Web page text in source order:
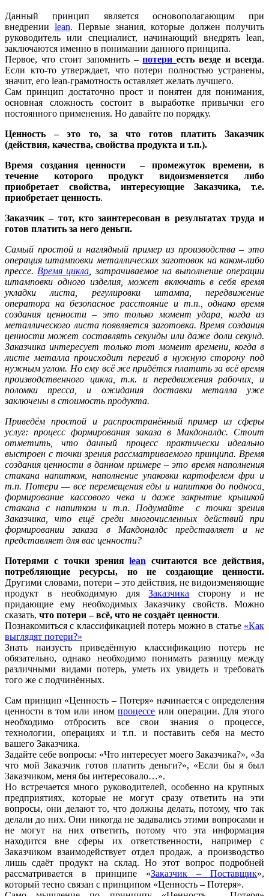
Данный принцип является основополагающим при
внедрении lean. Первые знания, которые должен получить
руководитель или специалист, начинающий внедрять lean,
заключаются именно в понимании данного принципа.
Первое, что стоит запомнить –потериесть везде и всегда.
Если кто-то утверждает, что потери полностью устранены,
значит, его lean-грамотность оставляет желать лучшего.
Сам принцип достаточно прост и понятен для понимания,
основная сложность состоит в выработке привычки его
постоянного применения. Но давайте по порядку.
Ценность – это то, за что готов платить Заказчик
(действия, качества, свойства продукта и т.п.).
Время создания ценности – промежуток времени, в
течение которого продукт видоизменяется либо
приобретает свойства, интересующие Заказчика, т.е.
приобретает ценность.
Заказчик – тот, кто заинтересован в результатах труда и
готов платить за него деньги.
Самый простой и наглядный пример из производства – это
операция штамповки металлических заготовок на каком-либо
прессе.Время цикла, затрачиваемое на выполнение операции
штамповки одного изделия, может включать в себя время
укладки листа, регулировки штампа, передвижение
оператора на безопасное расстояние и т.п., однако время
создания ценности – это только момент удара, когда из
металлического листа появляется заготовка. Время создания
ценности может составлять секунды или даже доли секунд.
Заказчика интересует только тот момент времени, когда в
листе металла происходит перегиб в нужную сторону под
нужным углом. Но ему всё же придётся платить за всё время
производственного цикла, т.к. и передвижения рабочих, и
поломки пресса, и ожидания доставки металла уже
заключены в стоимость продукта.
Приведём простой и распространённый пример из сферы
услуг: процесс формирования заказа в Макдоналдс. Стоит
отметить, что данный процесс практически идеально
выстроен с точки зрения рассматриваемого принципа. Время
создания ценности в данном примере – это время наполнения
стакана напитком, наполнение упаковки картофелем фри и
т.п. Потери — все перемещения еды и напитков до подноса,
формирование кассового чека и даже закрытие крышкой
стакана с напитком и т.п. Подумайте с точки зрения
Заказчика, что ещё среди многочисленных действий при
формировании заказа в Макдоналдс представляет и не
представляет для вас ценности?
Потерями с точки зренияlean считаются все действия,
потребляющие ресурсы, но не создающие ценности.
Другими словами, потери – это действия, не видоизменяющие
продукт в необходимую дляЗаказчика сторону и не
придающие ему необходимых Заказчику свойств. Можно
сказать, что потери – всё, что не создаёт ценности.
Познакомиться с классификацией потерь можно в статье «Как
выглядят потери?»
Знать наизусть приведённую классификацию потерь не
обязательно, однако необходимо понимать разницу между
различными видами потерь, уметь их увидеть и требовать
того же с подчинённых.
Сам принцип «Ценность – Потеря» начинается с определения
ценности в том или иномпроцессе или операции. Для этого
необходимо отбросить все свои знания о процессе,
технологии, операциях и т.п. и поставить себя на место
вашего Заказчика.
Задайте себе вопросы: «Что интересует моего Заказчика?», «За
что мой Заказчик готов платить деньги?», «Если бы я был
Заказчиком, меня бы интересовало…».
Но встречается много руководителей, особенно на крупных
предприятиях, которые не могут сразу ответить на эти
вопросы, они делают то, что должны делать, потому, что так
делали до них. Они никогда не задавались этими вопросами и
не могут на них ответить, потому что эта информация
находится вне сферы их ответственности, например с
Заказчиком взаимодействует отдел продаж, а производство
лишь сдаёт продукт на склад. Но этот вопрос подробней
рассматривается в принципе «Заказчик – Поставщик»,
который тесно связан с принципом «Ценность – Потеря».